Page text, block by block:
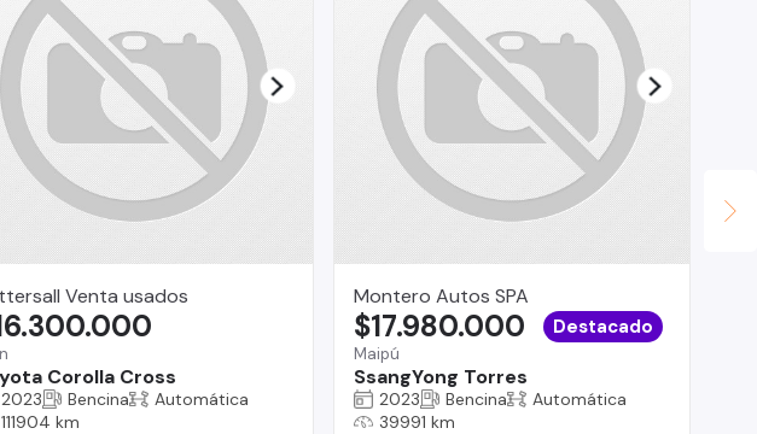
Venta usados
Corolla Cross
2023 Bencina
Automática
111904 km
Montero Autos SPA
Maipú
SsangYong Torres
$17.980.000 Destacado
2023 Bencina
Automática
39991 km